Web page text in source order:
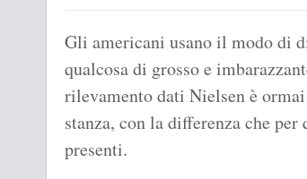
Gli americani usano il modo di
qualcosa di grosso e
rilevamento dati Nielsen è
stanza, con la differenza che
presenti.